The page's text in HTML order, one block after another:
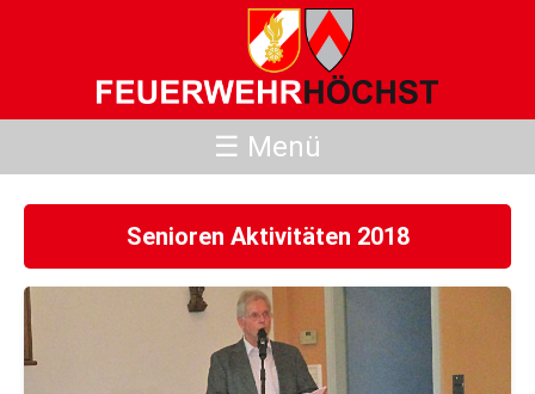
☰ Menü
Senioren Aktivitäten 2018